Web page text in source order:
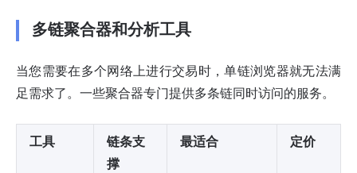
多链聚合器和分析工具
当您需要在多个网络上进行交易时，单链浏览器就无法满
足需求了。一些聚合器专门提供多条链同时访问的服务。
工具
链条支
撑
最适合 定价